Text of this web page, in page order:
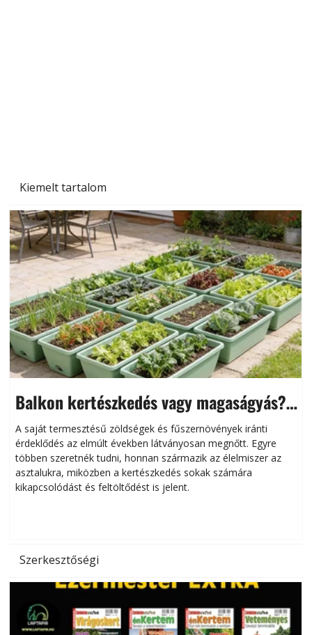
Kiemelt tartalom
Balkon kertészkedés vagy magaságyás?
Helytakarékos kertészkedés
A saját termesztésű zöldségek és fűszernövények iránti
érdeklődés az elmúlt években látványosan megnőtt. Egyre
többen szeretnék tudni, honnan származik az élelmiszer az
asztalukra, miközben a kertészkedés sokak számára
kikapcsolódást és feltöltődést is jelent.
Szerkesztőségi